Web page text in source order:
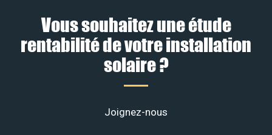
Vous souhaitez une étude
rentabilité de votre installation
solaire ?
Joignez-nous